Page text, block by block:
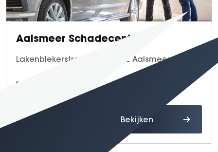
Aalsmeer Schadecentrum
Lakenblekerstraat 7, 1431 GE Aalsmeer
Route Bekijken